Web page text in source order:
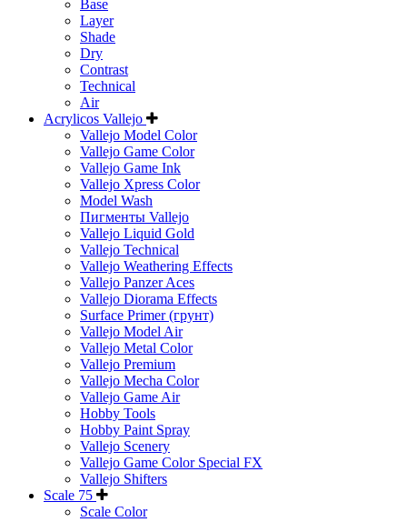
Base
Layer
Shade
Dry
Contrast
Technical
Air
Acrylicos Vallejo
Vallejo Model Color
Vallejo Game Color
Vallejo Game Ink
Vallejo Xpress Color
Model Wash
Пигменты Vallejo
Vallejo Liquid Gold
Vallejo Technical
Vallejo Weathering Effects
Vallejo Panzer Aces
Vallejo Diorama Effects
Surface Primer (грунт)
Vallejo Model Air
Vallejo Metal Color
Vallejo Premium
Vallejo Mecha Color
Vallejo Game Air
Hobby Tools
Hobby Paint Spray
Vallejo Scenery
Vallejo Game Color Special FX
Vallejo Shifters
Scale 75
Scale Color